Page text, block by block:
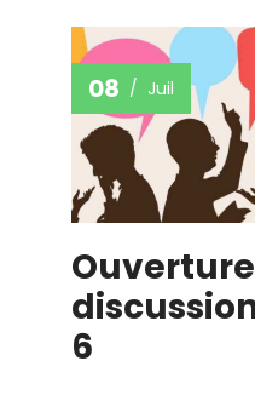
08 Juil
6